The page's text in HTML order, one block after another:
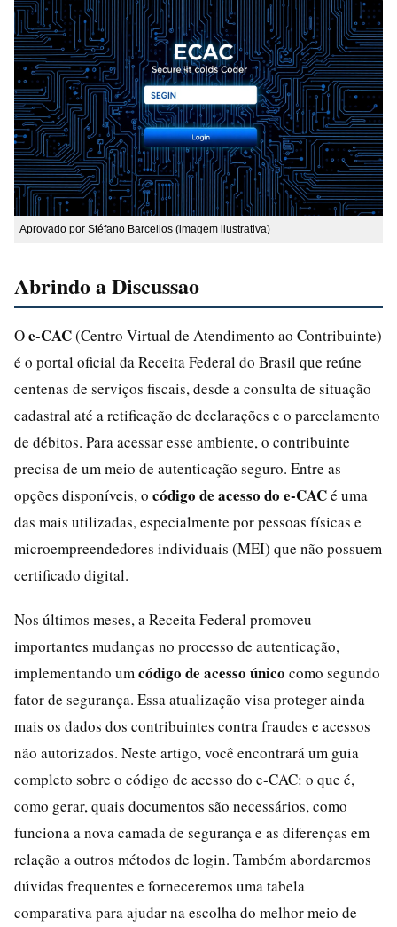
Aprovado por Stéfano Barcellos (imagem ilustrativa)
Abrindo a Discussao
Oe-CAC(Centro Virtual de Atendimento ao Contribuinte)
é o portal oficial da Receita Federal do Brasil que reúne
centenas de serviços fiscais, desde a consulta de situação
cadastral até a retificação de declarações e o parcelamento
de débitos. Para acessar esse ambiente, o contribuinte
precisa de um meio de autenticação seguro. Entre as
opções disponíveis, o código de acesso do e-CACé uma
das mais utilizadas, especialmente por pessoas físicas e
microempreendedores individuais (MEI) que não possuem
certificado digital.
Nos últimos meses, a Receita Federal promoveu
importantes mudanças no processo de autenticação,
implementando um código de acesso único como segundo
fator de segurança. Essa atualização visa proteger ainda
mais os dados dos contribuintes contra fraudes e acessos
não autorizados. Neste artigo, você encontrará um guia
completo sobre o código de acesso do e-CAC: o que é,
como gerar, quais documentos são necessários, como
funciona a nova camada de segurança e as diferenças em
relação a outros métodos de login. Também abordaremos
dúvidas frequentes e forneceremos uma tabela
comparativa para ajudar na escolha do melhor meio de